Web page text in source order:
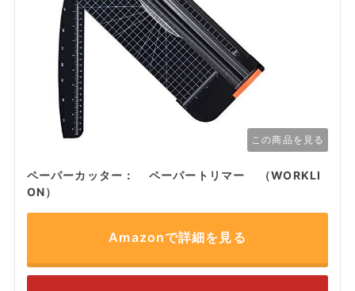
この商品を見る
ペーパーカッター： ペーパートリマー （WORKLI
ON）
Amazonで詳細を見る